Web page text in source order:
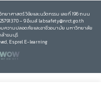
ยาศาสตร์ วิจัยและนวัตกรรม เลขที่ 196 ถนน
– 9 อีเมล์ labsafety@nrct.go.th
วามปลอดภัยและอาชีวอนามัย มหาวิทยาลัย
ล้าธนบุรี
Esprel E-learning